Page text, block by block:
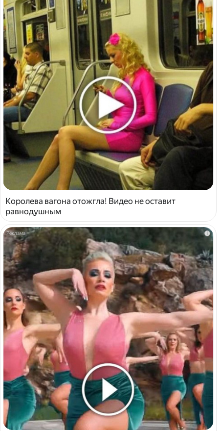
Королева вагона отожгла! Видео не оставит
равнодушным
i